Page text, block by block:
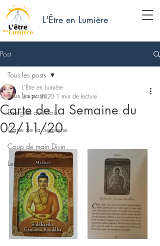
L'Être en Lumière
Post
Tous les posts
Energies du Mois
Carte de la Semaine
Coup de main Divin
Lettre en Lumière
Tous les posts
Carte de la Semaine du
02/11/20
L'Être en Lumière
2 nov. 2020 1 min de lecture